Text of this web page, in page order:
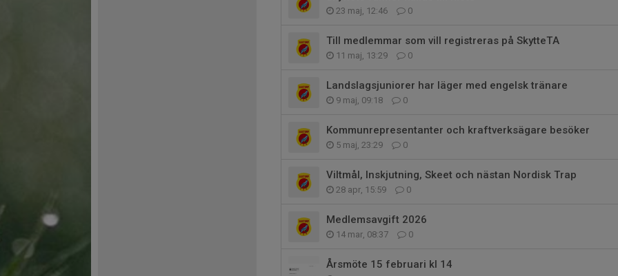
23 maj, 12:46 0
Till medlemmar som vill registreras på SkytteTA
11 maj, 13:29 0
Landslagsjuniorer har läger med engelsk tränare
9 maj, 09:18 0
Kommunrepresentanter och kraftverksägare besöker
5 maj, 23:29 0
Viltmål, Inskjutning, Skeet och nästan Nordisk Trap
28 apr, 15:59 0
Medlemsavgift 2026
14 mar, 08:37 0
Årsmöte 15 februari kl 14